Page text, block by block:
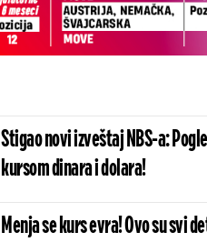
Stigao novi izveštaj NBS-a:
kursom dinara i dolara!
Menja se kurs evra! Ovo su svi